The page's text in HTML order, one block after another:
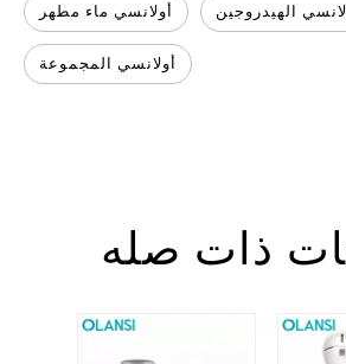
أولانسي ماء مطهر الهيدروجين
أولانسي المجموعة
ذات صله